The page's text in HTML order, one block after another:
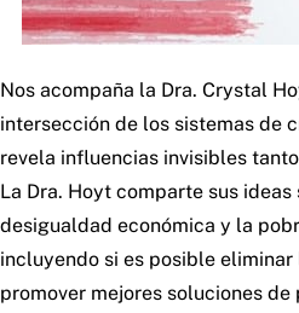
Nos acompaña la Dra. Crystal
intersección de los sistemas de
revela influencias invisibles
La Dra. Hoyt comparte sus
desigualdad económica y la
incluyendo si es posible
promover mejores soluciones